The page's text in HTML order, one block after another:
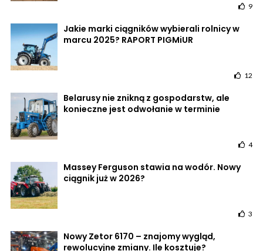
9
Jakie marki ciągników wybierali rolnicy w
marcu 2025? RAPORT PIGMiUR
12
Belarusy nie znikną z gospodarstw, ale
konieczne jest odwołanie w terminie
4
Massey Ferguson stawia na wodór. Nowy
ciągnik już w 2026?
3
Nowy Zetor 6170 – znajomy wygląd,
rewolucyjne zmiany. Ile kosztuje?